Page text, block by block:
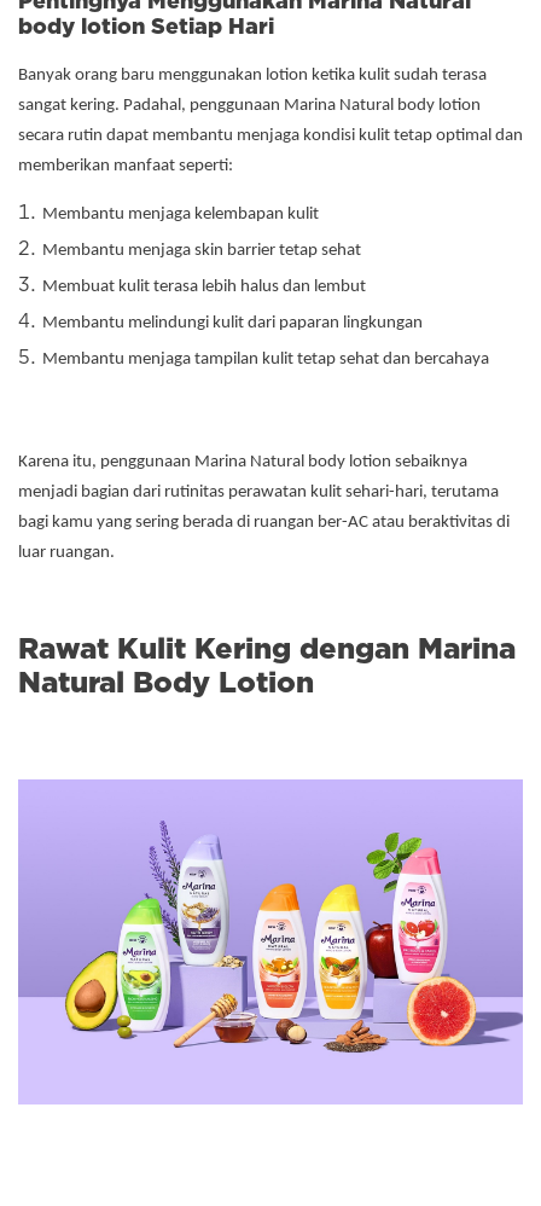
body lotion Setiap Hari
Banyak orang baru menggunakan lotion ketika kulit sudah terasa
sangat kering. Padahal, penggunaan Marina Natural body lotion
secara rutin dapat membantu menjaga kondisi kulit tetap optimal dan
memberikan manfaat seperti:
Membantu menjaga kelembapan kulit
Membantu menjaga skin barrier tetap sehat
Membuat kulit terasa lebih halus dan lembut
Membantu melindungi kulit dari paparan lingkungan
Membantu menjaga tampilan kulit tetap sehat dan bercahaya
Karena itu, penggunaan Marina Natural body lotion sebaiknya
menjadi bagian dari rutinitas perawatan kulit sehari-hari, terutama
bagi kamu yang sering berada di ruangan ber-AC atau beraktivitas di
luar ruangan.
Rawat Kulit Kering dengan Marina
Natural Body Lotion